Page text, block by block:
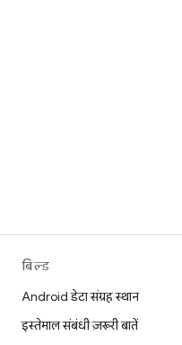
बिल्ड
Android डेटा संग्रह स्थान
इस्तेमाल संबंधी ज़रूरी बातें